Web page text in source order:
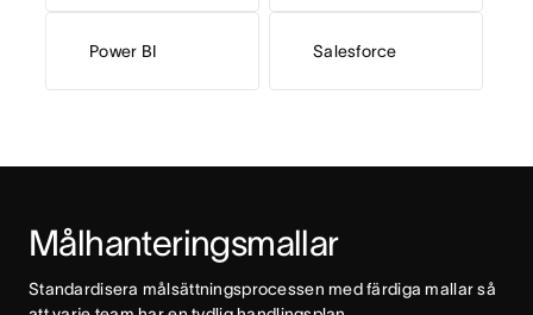
Power BI Salesforce
Målhanteringsmallar
Standardisera målsättningsprocessen med färdiga mallar så